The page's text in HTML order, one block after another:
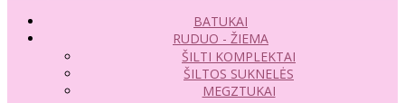
BATUKAI
RUDUO - ŽIEMA
ŠILTI KOMPLEKTAI
ŠILTOS SUKNELĖS
MEGZTUKAI